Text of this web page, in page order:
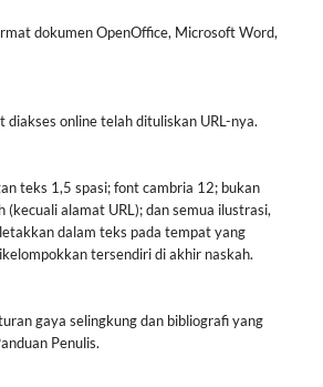
dokumen OpenOffice, Microsoft Word,
diakses online telah dituliskan URL-nya.
teks 1,5 spasi; font cambria 12; bukan
(kecuali alamat URL); dan semua ilustrasi,
dalam teks pada tempat yang
tersendiri di akhir naskah.
gaya selingkung dan bibliografi yang
Penulis.